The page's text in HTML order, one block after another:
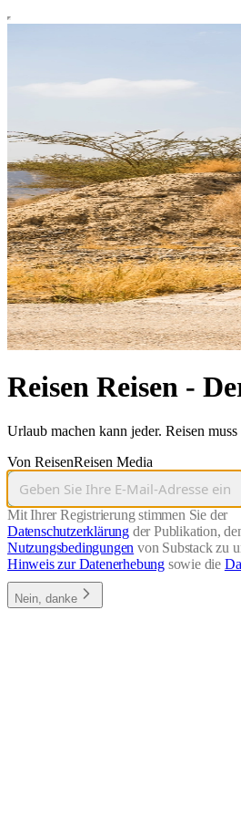
Reisen Reisen -
Urlaub machen kann jeder. Reisen
Von ReisenReisen Media
Mit Ihrer Registrierung stimmen Sie der
Datenschutzerklärung der Publikation,
Nutzungsbedingungen von Substack zu
Hinweis zur Datenerhebung sowie die
Nein, danke